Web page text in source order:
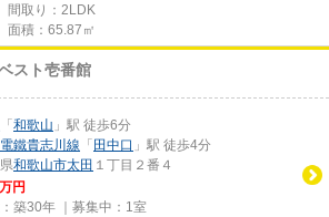
間取り：2LDK
面積：65.87㎡
スト壱番館
「 和歌山 」駅 徒歩6分
鐵貴志川線 「 田中口 」駅 徒歩4分
和歌山市太田 １丁目２番４
万円
築30年 ｜募集中： 1室